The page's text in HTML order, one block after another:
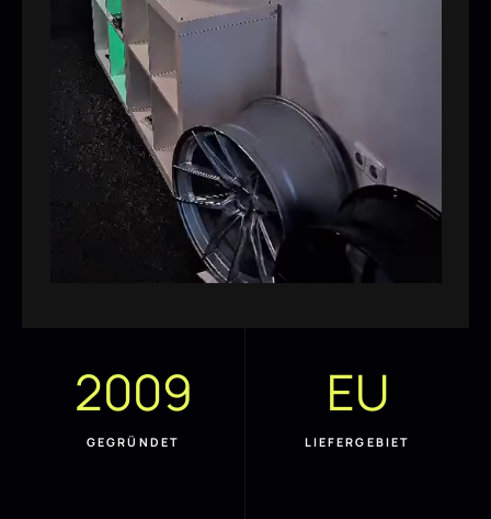
2009
GEGRÜNDET
EU
LIEFERGEBIET